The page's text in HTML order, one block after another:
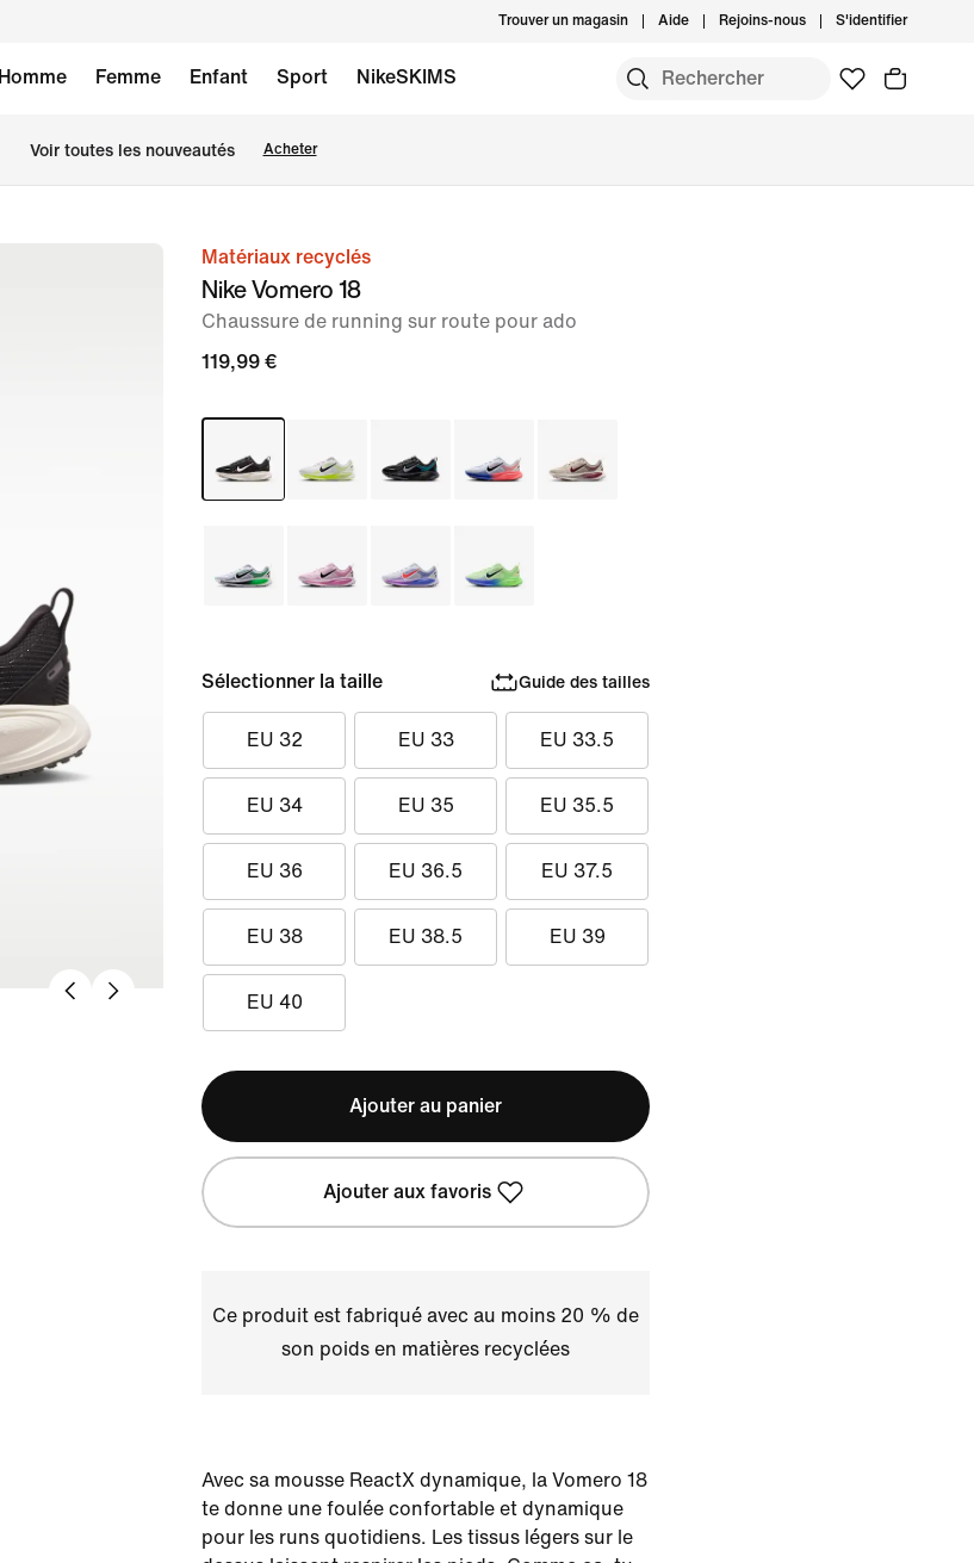
Trouver un magasin Aide Rejoins-nous S'identifier
Homme Femme Enfant Sport NikeSKIMS
Voir toutes les nouveautés Acheter
image 1Matériaux recyclés
Nike Vomero 18
Chaussure de running sur route pour ado
119,99 €
Sélectionner la taille Guide des tailles
EU 32 EU 33 EU 33.5
EU 34 EU 35 EU 35.5
EU 36 EU 36.5 EU 37.5
EU 38 EU 38.5 EU 39
EU 40
Ajouter au panier
Ajouter aux favoris
Ce produit est fabriqué avec au moins 20 % de
son poids en matières recyclées
Avec sa mousse ReactX dynamique, la Vomero 18
te donne une foulée confortable et dynamique
pour les runs quotidiens. Les tissus légers sur le